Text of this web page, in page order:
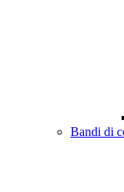
Bandi di